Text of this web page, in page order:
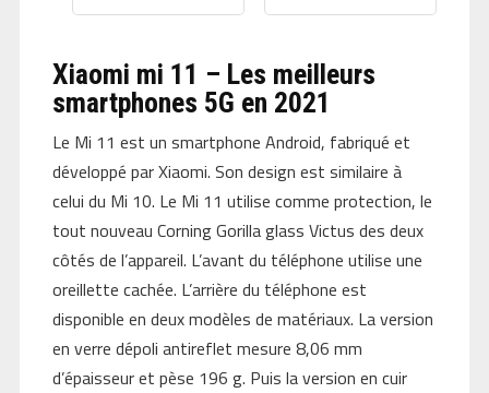
Xiaomi mi 11 – Les meilleurs
smartphones 5G en 2021
Le Mi 11 est un smartphone Android, fabriqué et
développé par Xiaomi. Son design est similaire à
celui du Mi 10. Le Mi 11 utilise comme protection, le
tout nouveau Corning Gorilla glass Victus des deux
côtés de l’appareil. L’avant du téléphone utilise une
oreillette cachée. L’arrière du téléphone est
disponible en deux modèles de matériaux. La version
en verre dépoli antireflet mesure 8,06 mm
d’épaisseur et pèse 196 g. Puis la version en cuir